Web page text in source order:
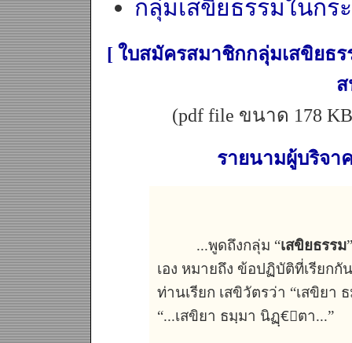
กลุ่มเสขิยธรรมในกร
[ ใบสมัครสมาชิกกลุ่มเสขิยธ
(pdf file ขนาด 178
รายนามผู้บริจา
...พูดถึงกลุ่ม “เสขิยธรรม
เอง หมายถึง ข้อปฏิบัติที่เรียก
ท่านเรียก เสขิวัตรว่า “เสขิยา
“...เสขิยา ธมฺมา นิฏฺ€ิตา...”